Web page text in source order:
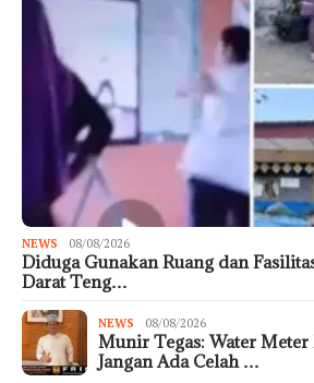
NEWS 08/08/2026
Diduga Gunakan Ruang dan
Darat Teng…
NEWS 08/08/2026
Munir Tegas: Water
Jangan Ada Celah …